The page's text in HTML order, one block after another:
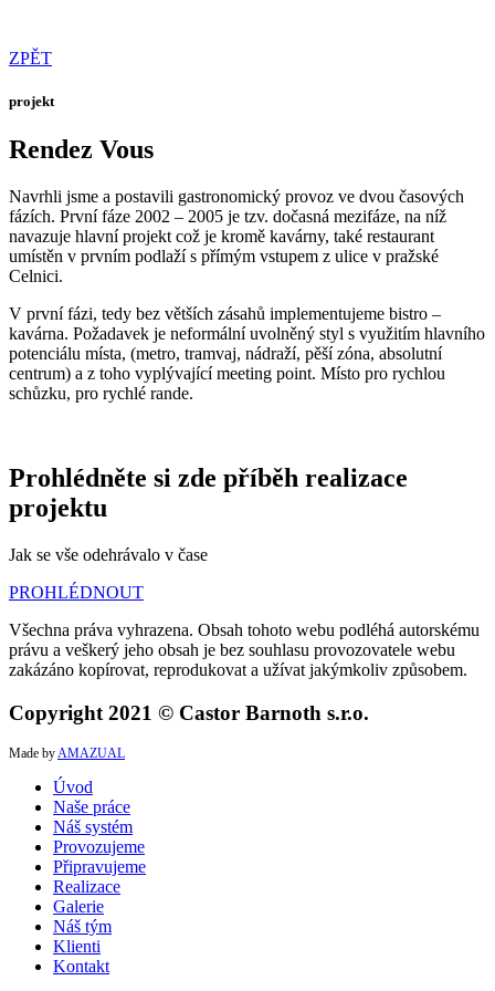
ZPĚT
projekt
Rendez Vous
Navrhli jsme a postavili gastronomický provoz ve dvou časových
fázích. První fáze 2002 – 2005 je tzv. dočasná mezifáze, na níž
navazuje hlavní projekt což je kromě kavárny, také restaurant
umístěn v prvním podlaží s přímým vstupem z ulice v pražské
Celnici.
V první fázi, tedy bez větších zásahů implementujeme bistro –
kavárna. Požadavek je neformální uvolněný styl s využitím hlavního
potenciálu místa, (metro, tramvaj, nádraží, pěší zóna, absolutní
centrum) a z toho vyplývající meeting point. Místo pro rychlou
schůzku, pro rychlé rande.
Prohlédněte si zde příběh realizace
projektu
Jak se vše odehrávalo v čase
PROHLÉDNOUT
Všechna práva vyhrazena. Obsah tohoto webu podléhá autorskému
právu a veškerý jeho obsah je bez souhlasu provozovatele webu
zakázáno kopírovat, reprodukovat a užívat jakýmkoliv způsobem.
Copyright 2021 © Castor Barnoth s.r.o.
Made by AMAZUAL
Úvod
Naše práce
Náš systém
Provozujeme
Připravujeme
Realizace
Galerie
Náš tým
Klienti
Kontakt